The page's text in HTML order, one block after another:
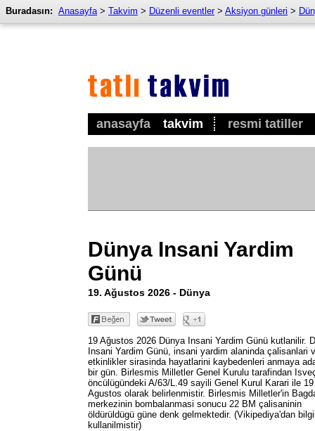
anasayfa takvim resmi tatiller
Buradasın: Anasayfa> Takvim > Düzenli eventler> Aksiyon günleri >
Dünya Insani Yardim
Günü
19. Ağustos 2026 - Dünya
19 Ağustos 2026 Dünya Insani Yardim Günü kutlanilir.
Insani Yardim Günü, insani yardim alaninda çalisanlari
etkinlikler sirasinda hayatlarini kaybedenleri anmaya
bir gün. Birlesmis Milletler Genel Kurulu tarafindan
öncülügündeki A/63/L.49 sayili Genel Kurul Karari ile 19
Agustos olarak belirlenmistir. Birlesmis Milletler'in
merkezinin bombalanmasi sonucu 22 BM çalisaninin
öldürüldügü güne denk gelmektedir. (Vikipediya'dan
kullanilmistir)